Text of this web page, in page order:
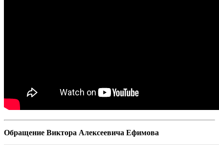
Обращение Виктора Алексеевича Ефимова